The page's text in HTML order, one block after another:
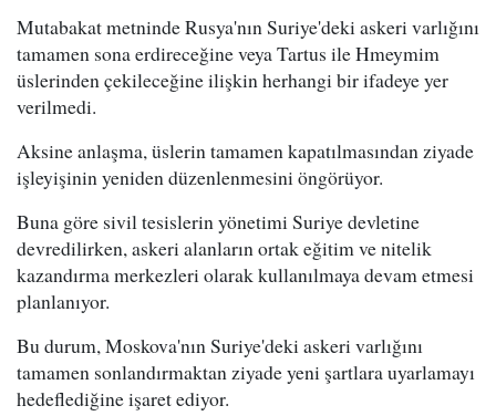
Mutabakat metninde Rusya'nın Suriye'deki askeri varlığını
tamamen sona erdireceğine veya Tartus ile Hmeymim
üslerinden çekileceğine ilişkin herhangi bir ifadeye yer
verilmedi.
Aksine anlaşma, üslerin tamamen kapatılmasından ziyade
işleyişinin yeniden düzenlenmesini öngörüyor.
Buna göre sivil tesislerin yönetimi Suriye devletine
devredilirken, askeri alanların ortak eğitim ve nitelik
kazandırma merkezleri olarak kullanılmaya devam etmesi
planlanıyor.
Bu durum, Moskova'nın Suriye'deki askeri varlığını
tamamen sonlandırmaktan ziyade yeni şartlara uyarlamayı
hedeflediğine işaret ediyor.